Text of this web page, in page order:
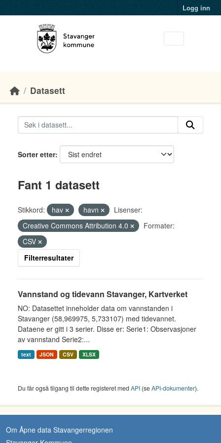
Logg inn
Datasett
Sorter etter
Fant 1 datasett
Stikkord: hav havn
Lisenser:
Creative Commons Attribution 4.0
Formater:
CSV
Filterresultater
Vannstand og tidevann Stavanger, Kartverket
NO: Datasettet inneholder data om vannstanden i
Stavanger (58,969975, 5,733107) med tidevannet.
Dataene er gitt i 3 serier. Disse er: Serie1: Observasjoner
av vannstand Serie2:...
text JSON CSV XLSX
Du får også tilgang til dette registeret med API (seAPI-dokumenter).
Om Åpne data Stavangerregionen